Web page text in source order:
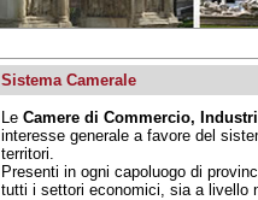
Sistema Camerale
Le Camere di Commercio,
interesse generale a favore del
territori.
Presenti in ogni capoluogo di
tutti i settori economici, sia a livello